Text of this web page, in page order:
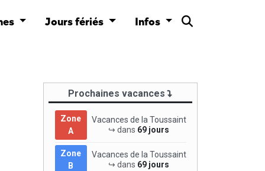
Jours fériés Infos
Prochaines vacances
Zone
A
Vacances de la Toussaint
↪ dans 69 jours
Zone
B
Vacances de la Toussaint
↪ dans 69 jours